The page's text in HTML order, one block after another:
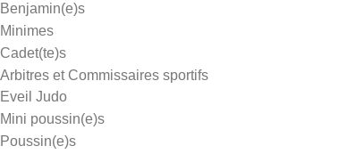
Benjamin(e)s
Minimes
Cadet(te)s
Arbitres et Commissaires sportifs
Eveil Judo
Mini poussin(e)s
Poussin(e)s